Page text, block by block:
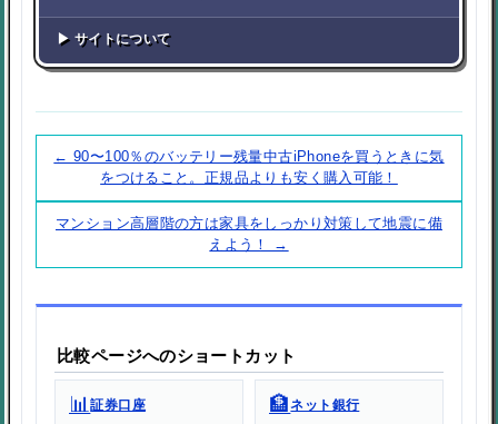
▶ サイトについて
← 90〜100％のバッテリー残量中古iPhoneを買うときに気
をつけること。正規品よりも安く購入可能！
マンション高層階の方は家具をしっかり対策して地震に備
えよう！ →
比較ページへのショートカット
📊証券口座 🏦ネット銀行